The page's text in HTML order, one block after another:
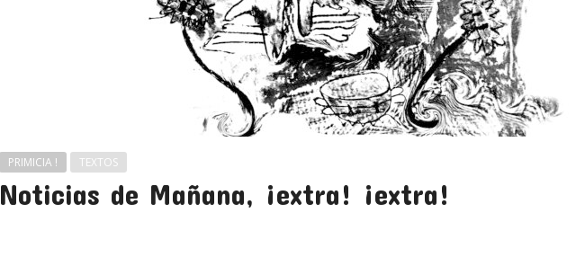
PRIMICIA ! TEXTOS
Noticias de Mañana, ¡extra! ¡extra!